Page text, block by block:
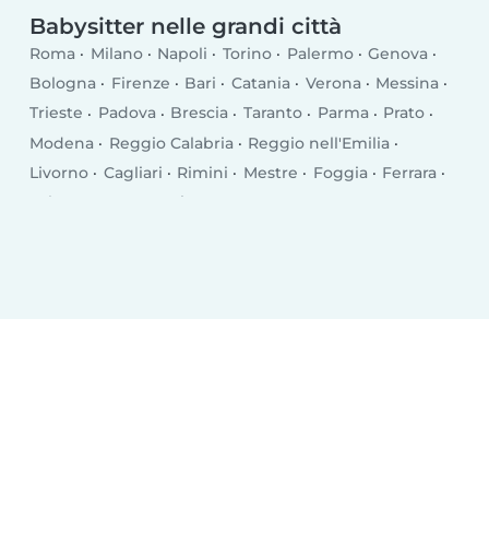
Babysitter nelle grandi città
Roma Milano Napoli Torino Palermo
Genova
Bologna
Firenze Bari Catania Verona
Messina
Trieste
Padova Brescia Taranto Parma
Prato
Modena
Reggio Calabria
Reggio nell'Emilia
Livorno
Cagliari Rimini Mestre Foggia
Ferrara
Salerno
Siracusa